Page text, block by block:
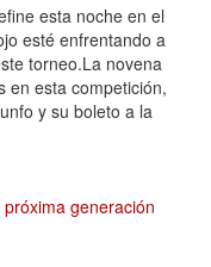
esta noche en el
esté enfrentando a
torneo.La novena
en esta competición,
y su boleto a la